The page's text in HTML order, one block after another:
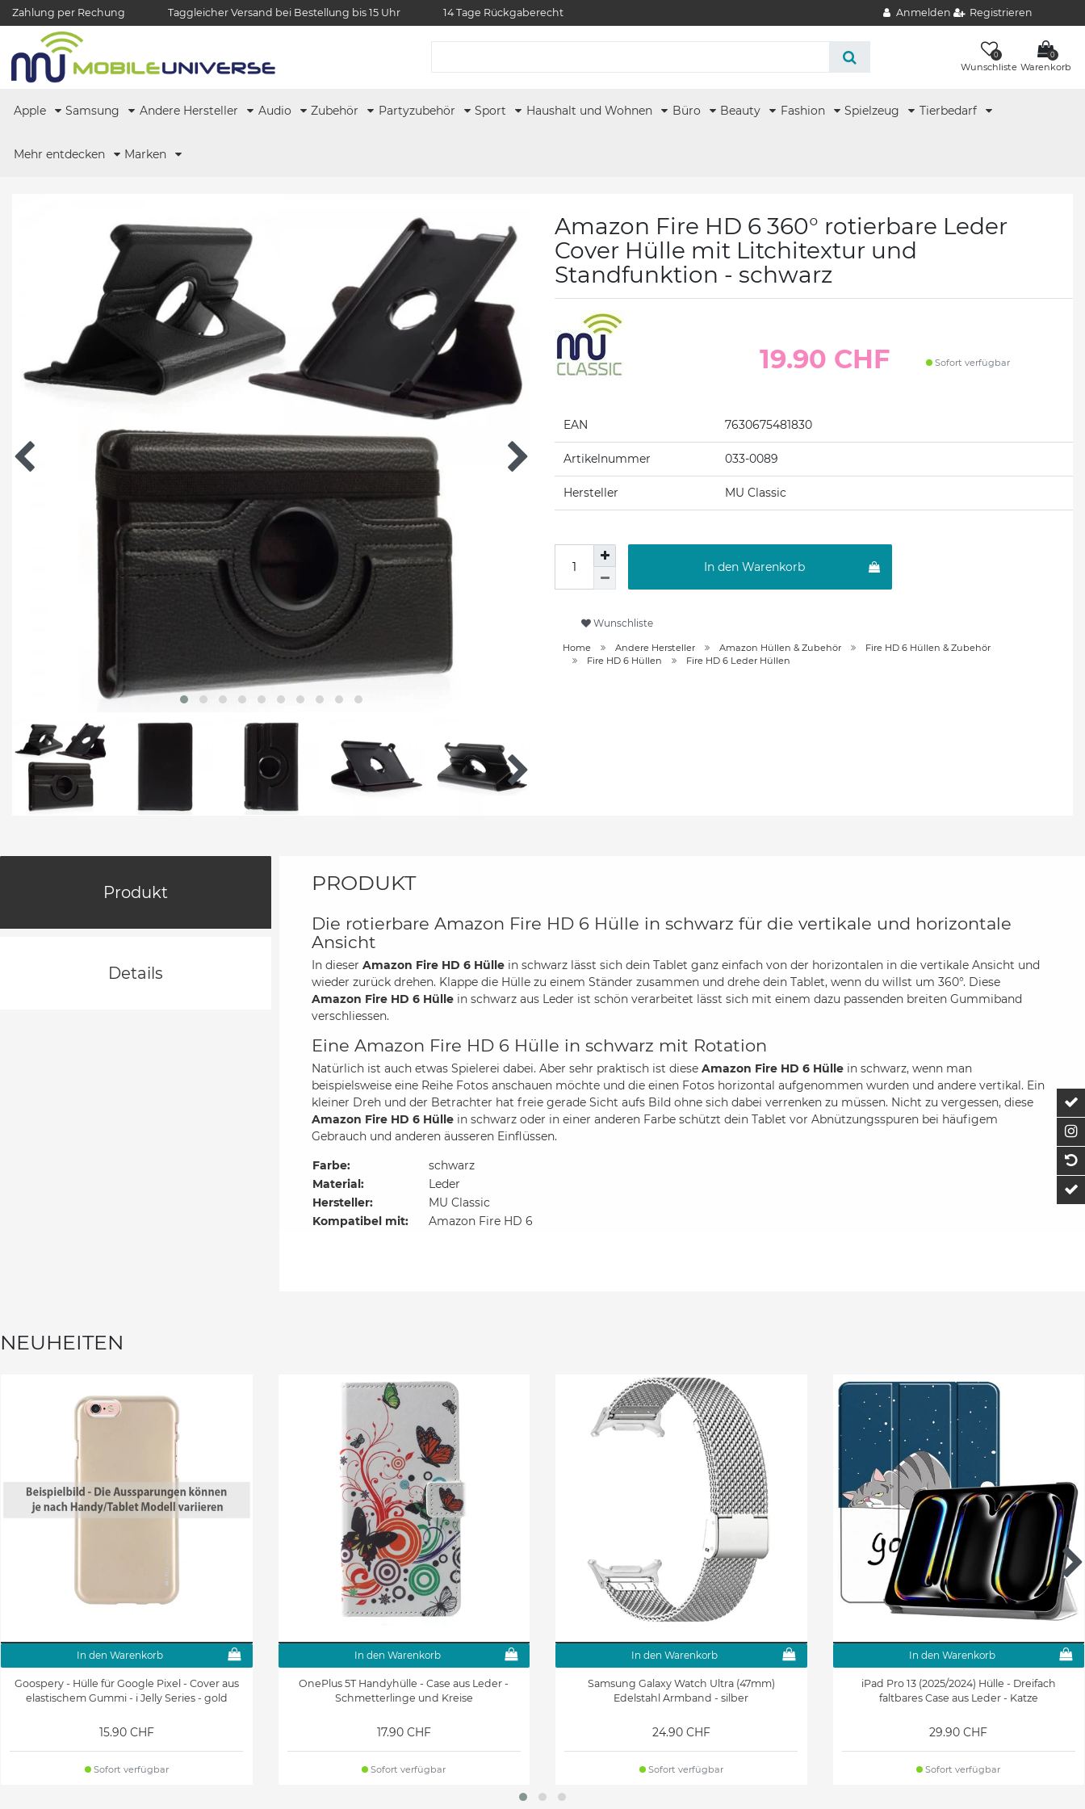
Zahlung per Rechung Taggleicher Versand bei Bestellung bis 15 Uhr 14 Tage Rückgaberecht Anmelden Registrieren
0
Wunschliste
0
Warenkorb
Apple Samsung Andere Hersteller Audio Zubehör Partyzubehör Sport Haushalt und Wohnen Büro Beauty Fashion Spielzeug Tierbedarf
Mehr entdecken Marken
Amazon Fire HD 6 360° rotierbare Leder
Cover Hülle mit Litchitextur und
Standfunktion - schwarz
19.90 CHF Sofort verfügbar
EAN 7630675481830
Artikelnummer 033-0089
Hersteller MU Classic
In den Warenkorb
Wunschliste
Home Andere Hersteller Amazon Hüllen & Zubehör
Fire HD 6 Hüllen & Zubehör
Fire HD 6 Hüllen
Fire HD 6 Leder Hüllen
Produkt
Details
PRODUKT
Die rotierbare Amazon Fire HD 6 Hülle in schwarz für die vertikale und horizontale
Ansicht
In dieser Amazon Fire HD 6 Hülle in schwarz lässt sich dein Tablet ganz einfach von der horizontalen in die vertikale Ansicht und
wieder zurück drehen. Klappe die Hülle zu einem Ständer zusammen und drehe dein Tablet, wenn du willst um 360°. Diese
Amazon Fire HD 6 Hülle in schwarz aus Leder ist schön verarbeitet lässt sich mit einem dazu passenden breiten Gummiband
verschliessen.
Eine Amazon Fire HD 6 Hülle in schwarz mit Rotation
Natürlich ist auch etwas Spielerei dabei. Aber sehr praktisch ist diese Amazon Fire HD 6 Hülle in schwarz, wenn man
beispielsweise eine Reihe Fotos anschauen möchte und die einen Fotos horizontal aufgenommen wurden und andere vertikal. Ein
kleiner Dreh und der Betrachter hat freie gerade Sicht aufs Bild ohne sich dabei verrenken zu müssen. Nicht zu vergessen, diese
Amazon Fire HD 6 Hülle in schwarz oder in einer anderen Farbe schützt dein Tablet vor Abnützungsspuren bei häufigem
Gebrauch und anderen äusseren Einflüssen.
Farbe:
schwarz
Material:
Leder
Hersteller:
MU Classic
Kompatibel mit:
Amazon Fire HD 6
NEUHEITEN
In den Warenkorb
Goospery - Hülle für Google Pixel - Cover aus
elastischem Gummi - i Jelly Series - gold
15.90 CHF
Sofort verfügbar
In den Warenkorb
OnePlus 5T Handyhülle - Case aus Leder -
Schmetterlinge und Kreise
17.90 CHF
Sofort verfügbar
In den Warenkorb
Samsung Galaxy Watch Ultra (47mm)
Edelstahl Armband - silber
24.90 CHF
Sofort verfügbar
In den Warenkorb
iPad Pro 13 (2025/2024) Hülle - Dreifach
faltbares Case aus Leder - Katze
29.90 CHF
Sofort verfügbar